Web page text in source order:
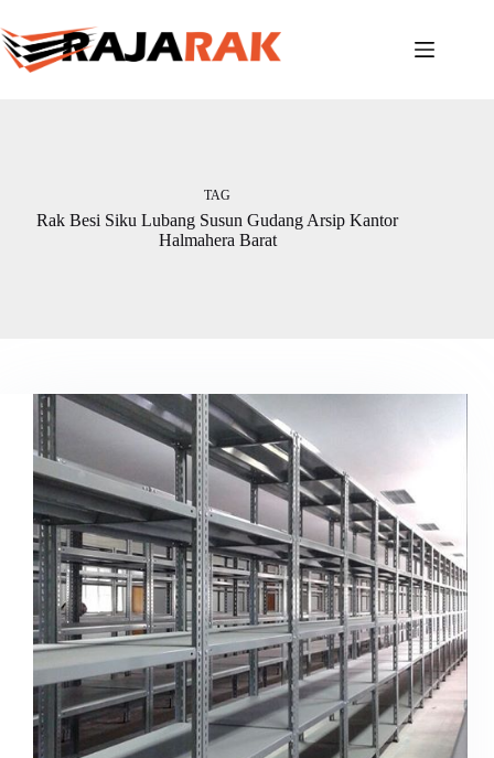
to
content
TAG
Rak Besi Siku Lubang Susun Gudang Arsip Kantor
Halmahera Barat